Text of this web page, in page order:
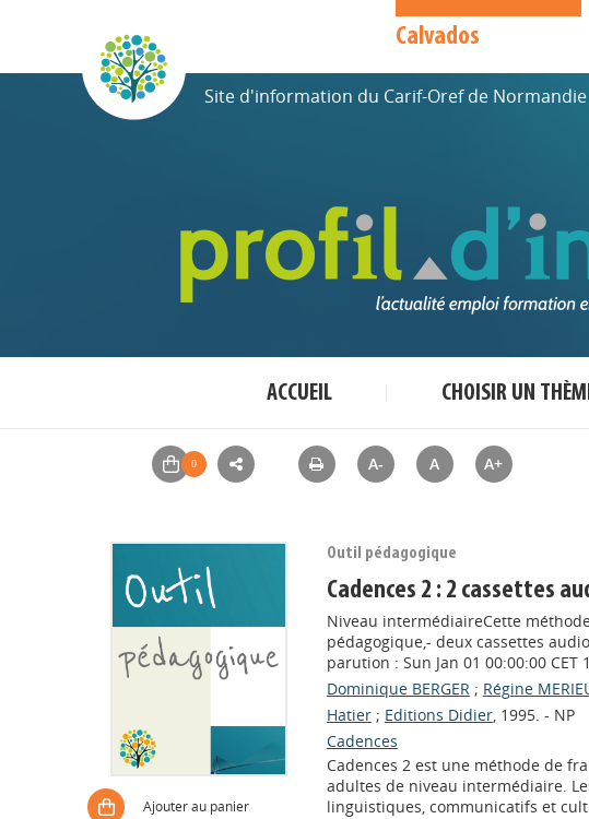
Calvados
Site d'information du Carif-Oref de Normandie
ACCUEIL CHOISIR UN
A- A A+
Ajouter au panier
Outil pédagogique
Cadences 2 : 2 cassettes
Niveau intermédiaireCette
pédagogique,- deux cassettes
parution : Sun Jan 01 00:00:00
Dominique BERGER; Régine
Hatier; Editions Didier, 1995. - NP
Cadences
Cadences 2 est une méthode de
adultes de niveau intermédiaire.
linguistiques, communicatifs et